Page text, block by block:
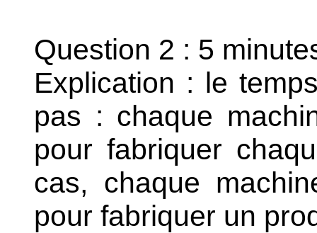
Question 2 : 5
Explication : le
pas : chaque
pour fabriquer
cas, chaque
pour fabriquer un